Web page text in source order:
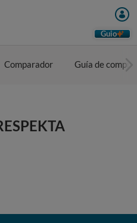
Guio
Comparador Guía de compra